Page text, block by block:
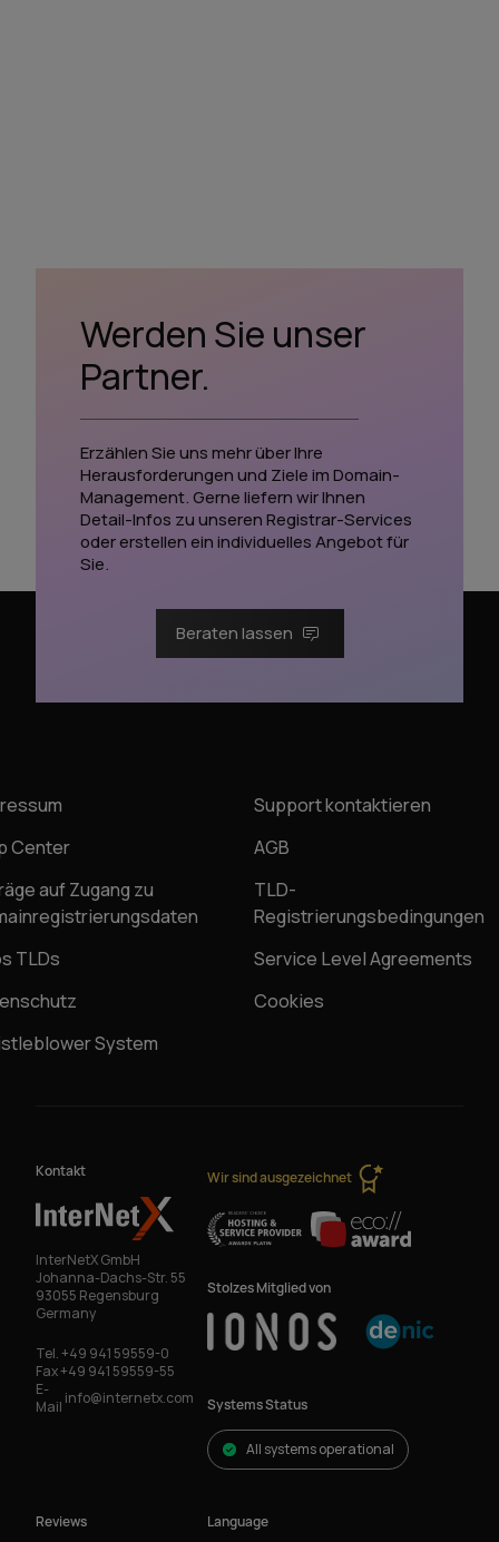
Werden Sie unser
Partner.
Erzählen Sie uns mehr über Ihre
Herausforderungen und Ziele im Domain-
Management. Gerne liefern wir Ihnen
Detail-Infos zu unseren Registrar-Services
oder erstellen ein individuelles Angebot für
Sie.
Beraten lassen
Support kontaktieren
Center
AGB
auf Zugang zu
TLD-
Registrierungsbedingungen
TLDs
Service Level Agreements
Cookies
System
Kontakt
InterNetX GmbH
Johanna-Dachs-Str. 55
93055 Regensburg
Germany
Tel.+49 941 59559-0
Fax+49 941 59559-55
E-
Mail info@internetx.com
Wir sind ausgezeichnet
Stolzes Mitglied von
Reviews
Systems Status
All systems operational
Language